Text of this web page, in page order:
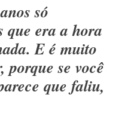
só
que era a hora
E é muito
se você
que faliu,